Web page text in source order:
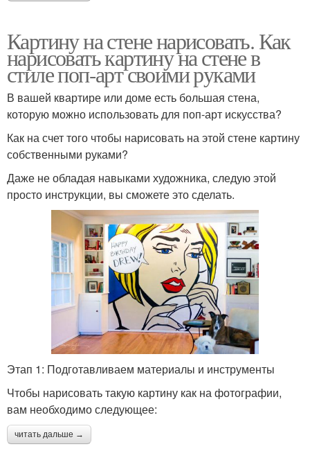
Картину на стене нарисовать. Как
нарисовать картину на стене в
стиле поп-арт своими руками
В вашей квартире или доме есть большая стена,
которую можно использовать для поп-арт искусства?
Как на счет того чтобы нарисовать на этой стене картину
собственными руками?
Даже не обладая навыками художника, следую этой
просто инструкции, вы сможете это сделать.
Этап 1: Подготавливаем материалы и инструменты
Чтобы нарисовать такую картину как на фотографии,
вам необходимо следующее:
читать дальше →